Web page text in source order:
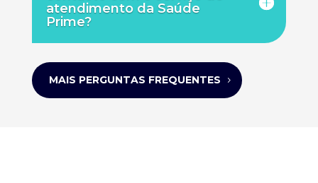
atendimento da Saúde
Prime?
MAIS PERGUNTAS FREQUENTES